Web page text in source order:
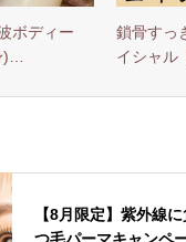
ボディー
鎖骨すっ
イシャル
【8月限定】紫外線
つ毛パーマキャンペ